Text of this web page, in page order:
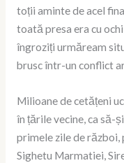
toții aminte de acel
toată presa era cu
îngroziți urmăream
brusc într-un conflict
Milioane de cetățeni
în țările vecine, ca să-
primele zile de
Sighetu Marmatiei,